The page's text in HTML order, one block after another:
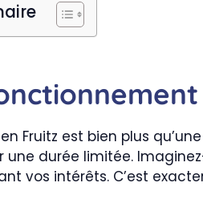
Fruitz est bien plus
une durée limitée.
vos intérêts. C’est